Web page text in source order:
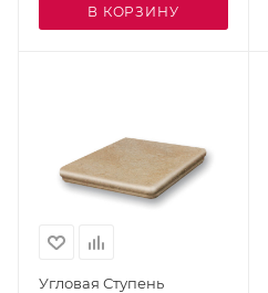
В КОРЗИНУ
Угловая Ступень